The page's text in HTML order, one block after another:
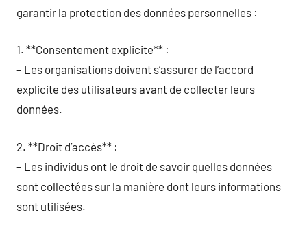
garantir la protection des données personnelles :
1. **Consentement explicite** :
– Les organisations doivent s’assurer de l’accord
explicite des utilisateurs avant de collecter leurs
données.
2. **Droit d’accès** :
– Les individus ont le droit de savoir quelles données
sont collectées sur la manière dont leurs informations
sont utilisées.